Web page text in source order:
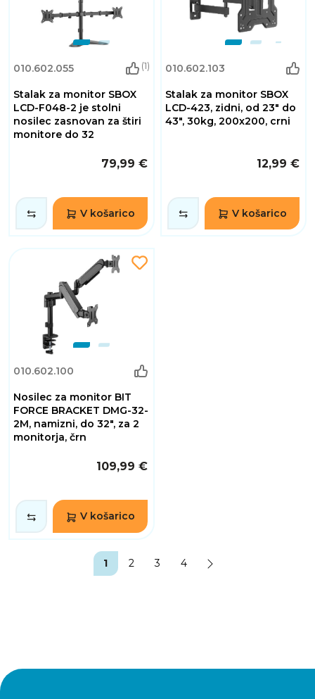
010.602.055 (1)
Stalak za monitor SBOX
LCD-F048-2 je stolni
nosilec zasnovan za štiri
monitore do 32
79,99 €
V košarico
010.602.103
Stalak za monitor SBOX
LCD-423, zidni, od 23" do
43", 30kg, 200x200, crni
12,99 €
V košarico
010.602.100
Nosilec za monitor BIT
FORCE BRACKET DMG-32-
2M, namizni, do 32", za 2
monitorja, črn
109,99 €
V košarico
1 2 3 4